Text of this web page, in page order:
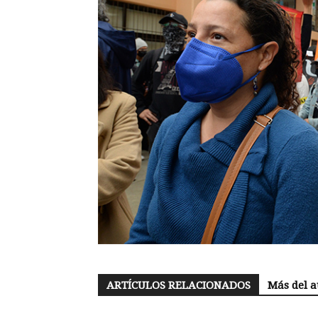
ARTÍCULOS RELACIONADOS Más del